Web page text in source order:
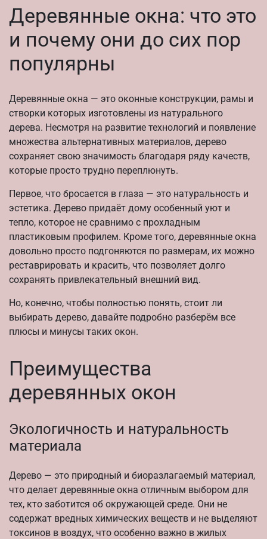
Деревянные окна: что это
и почему они до сих пор
популярны
Деревянные окна — это оконные конструкции, рамы и
створки которых изготовлены из натурального
дерева. Несмотря на развитие технологий и появление
множества альтернативных материалов, дерево
сохраняет свою значимость благодаря ряду качеств,
которые просто трудно переплюнуть.
Первое, что бросается в глаза — это натуральность и
эстетика. Дерево придаёт дому особенный уют и
тепло, которое не сравнимо с прохладным
пластиковым профилем. Кроме того, деревянные окна
довольно просто подгоняются по размерам, их можно
реставрировать и красить, что позволяет долго
сохранять привлекательный внешний вид.
Но, конечно, чтобы полностью понять, стоит ли
выбирать дерево, давайте подробно разберём все
плюсы и минусы таких окон.
Преимущества
деревянных окон
Экологичность и натуральность
материала
Дерево — это природный и биоразлагаемый материал,
что делает деревянные окна отличным выбором для
тех, кто заботится об окружающей среде. Они не
содержат вредных химических веществ и не выделяют
токсинов в воздух, что особенно важно в жилых